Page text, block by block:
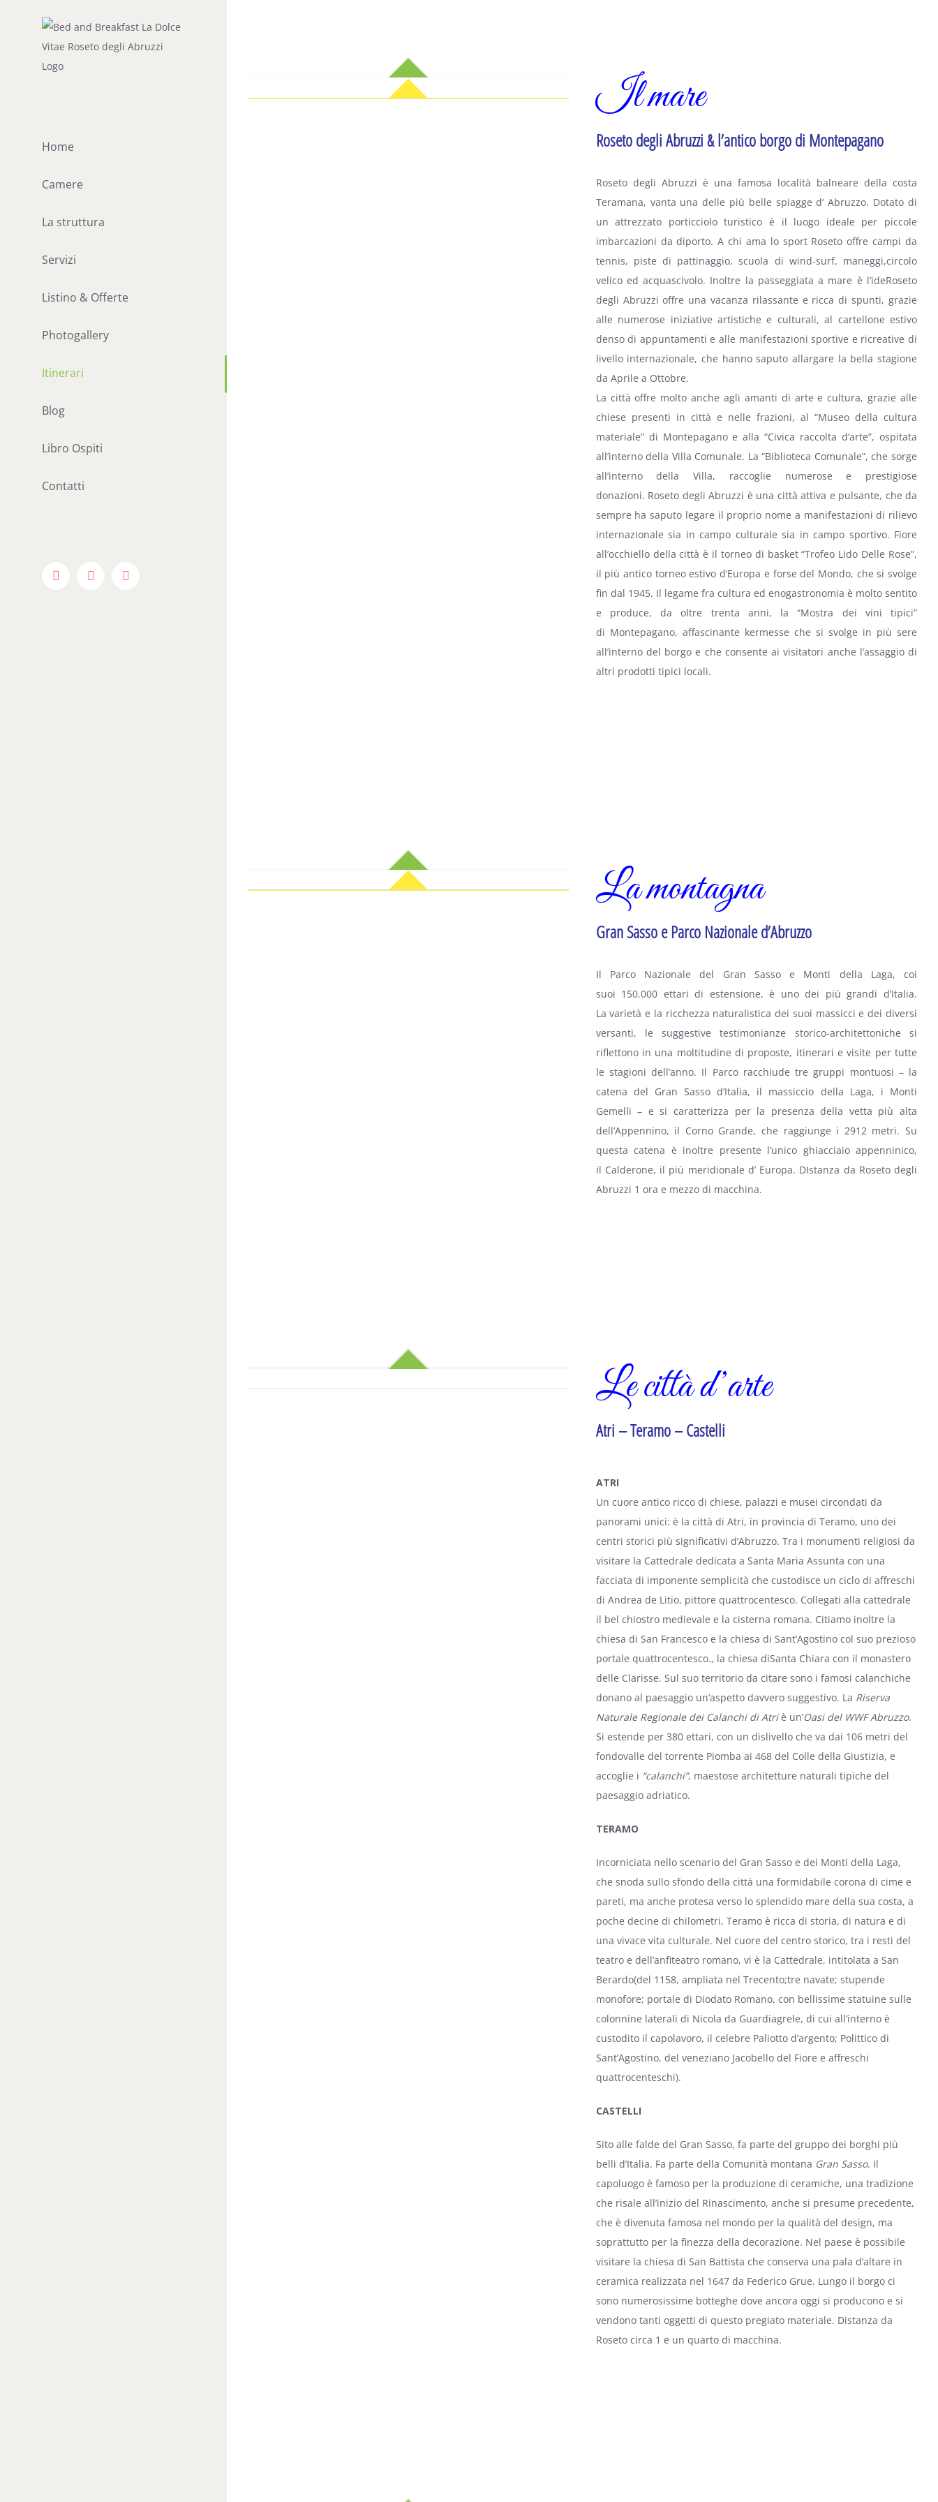
Home
Camere
La struttura
Servizi
Listino & Offerte
Photogallery
Itinerari
Blog
Libro Ospiti
Contatti
FacebookGoogle+
Il mare
Roseto degli Abruzzi & l’antico borgo di Montepagano
Roseto degli Abruzzi è una famosa località balneare della costa
Teramana, vanta una delle più belle spiagge d’ Abruzzo. Dotato di
un attrezzato porticciolo turistico è il luogo ideale per piccole
imbarcazioni da diporto. A chi ama lo sport Roseto offre campi da
tennis, piste di pattinaggio, scuola di wind-surf, maneggi,circolo
velico ed acquascivolo. Inoltre la passeggiata a mare è l’ideRoseto
degli Abruzzi offre una vacanza rilassante e ricca di spunti, grazie
alle numerose iniziative artistiche e culturali, al cartellone estivo
denso di appuntamenti e alle manifestazioni sportive e ricreative di
livello internazionale, che hanno saputo allargare la bella stagione
da Aprile a Ottobre.
La città offre molto anche agli amanti di arte e cultura, grazie alle
chiese presenti in città e nelle frazioni, al “Museo della cultura
materiale” di Montepagano e alla “Civica raccolta d’arte”, ospitata
all’interno della Villa Comunale. La “Biblioteca Comunale”, che sorge
all’interno della Villa, raccoglie numerose e prestigiose
donazioni. Roseto degli Abruzzi è una città attiva e pulsante, che da
sempre ha saputo legare il proprio nome a manifestazioni di rilievo
internazionale sia in campo culturale sia in campo sportivo. Fiore
all’occhiello della città è il torneo di basket “Trofeo Lido Delle Rose”,
il più antico torneo estivo d’Europa e forse del Mondo, che si svolge
fin dal 1945. Il legame fra cultura ed enogastronomia è molto sentito
e produce, da oltre trenta anni, la “Mostra dei vini tipici”
di Montepagano, affascinante kermesse che si svolge in più sere
all’interno del borgo e che consente ai visitatori anche l’assaggio di
altri prodotti tipici locali.
La montagna
Gran Sasso e Parco Nazionale d’Abruzzo
Il Parco Nazionale del Gran Sasso e Monti della Laga, coi
suoi 150.000 ettari di estensione, è uno dei più grandi d’Italia.
La varietà e la ricchezza naturalistica dei suoi massicci e dei diversi
versanti, le suggestive testimonianze storico-architettoniche si
riflettono in una moltitudine di proposte, itinerari e visite per tutte
le stagioni dell’anno. Il Parco racchiude tre gruppi montuosi – la
catena del Gran Sasso d’Italia, il massiccio della Laga, i Monti
Gemelli – e si caratterizza per la presenza della vetta più alta
dell’Appennino, il Corno Grande, che raggiunge i 2912 metri. Su
questa catena è inoltre presente l’unico ghiacciaio appenninico,
il Calderone, il più meridionale d’ Europa. DIstanza da Roseto degli
Abruzzi 1 ora e mezzo di macchina.
Le città d’arte
Atri – Teramo – Castelli
ATRI
Un cuore antico ricco di chiese, palazzi e musei circondati da
panorami unici: è la città di Atri, in provincia di Teramo, uno dei
centri storici più significativi d’Abruzzo. Tra i monumenti religiosi da
visitare la Cattedrale dedicata a Santa Maria Assunta con una
facciata di imponente semplicità che custodisce un ciclo di affreschi
di Andrea de Litio, pittore quattrocentesco. Collegati alla cattedrale
il bel chiostro medievale e la cisterna romana. Citiamo inoltre la
chiesa di San Francesco e la chiesa di Sant’Agostino col suo prezioso
portale quattrocentesco., la chiesa diSanta Chiara con il monastero
delle Clarisse. Sul suo territorio da citare sono i famosi calanchiche
donano al paesaggio un’aspetto davvero suggestivo. La Riserva
Naturale Regionale dei Calanchi di Atriè un’Oasi del WWF Abruzzo.
Si estende per 380 ettari, con un dislivello che va dai 106 metri del
fondovalle del torrente Piomba ai 468 del Colle della Giustizia, e
accoglie i “calanchi”, maestose architetture naturali tipiche del
paesaggio adriatico.
TERAMO
Incorniciata nello scenario del Gran Sasso e dei Monti della Laga,
che snoda sullo sfondo della città una formidabile corona di cime e
pareti, ma anche protesa verso lo splendido mare della sua costa, a
poche decine di chilometri, Teramo è ricca di storia, di natura e di
una vivace vita culturale. Nel cuore del centro storico, tra i resti del
teatro e dell’anfiteatro romano, vi è la Cattedrale, intitolata a San
Berardo(del 1158, ampliata nel Trecento;tre navate; stupende
monofore; portale di Diodato Romano, con bellissime statuine sulle
colonnine laterali di Nicola da Guardiagrele, di cui all’interno è
custodito il capolavoro, il celebre Paliotto d’argento; Polittico di
Sant’Agostino, del veneziano Jacobello del Fiore e affreschi
quattrocenteschi).
CASTELLI
Sito alle falde del Gran Sasso, fa parte del gruppo dei borghi più
belli d’Italia. Fa parte della Comunità montana Gran Sasso. Il
capoluogo è famoso per la produzione di ceramiche, una tradizione
che risale all’inizio del Rinascimento, anche si presume precedente,
che è divenuta famosa nel mondo per la qualità del design, ma
soprattutto per la finezza della decorazione. Nel paese è possibile
visitare la chiesa di San Battista che conserva una pala d’altare in
ceramica realizzata nel 1647 da Federico Grue. Lungo il borgo ci
sono numerosissime botteghe dove ancora oggi si producono e si
vendono tanti oggetti di questo pregiato materiale. Distanza da
Roseto circa 1 e un quarto di macchina.